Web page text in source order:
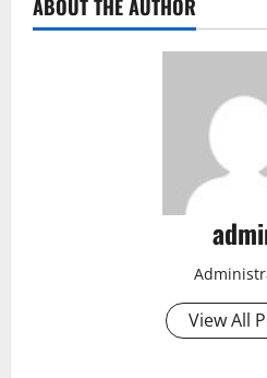
ABOUT THE AUTHOR
View All